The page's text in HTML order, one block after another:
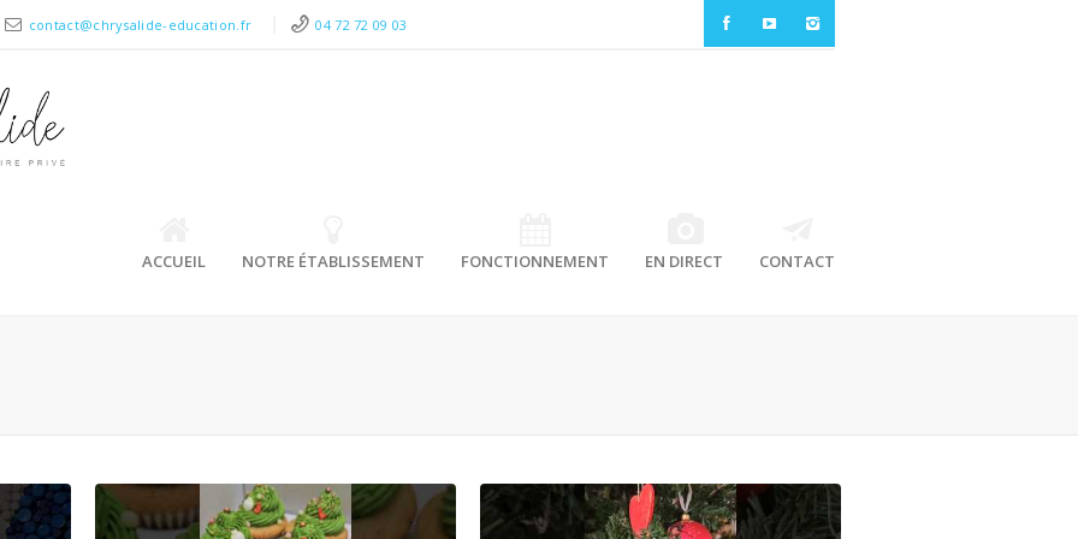
contact@chrysalide-education.fr 04 72 72 09 03
ACCUEIL NOTRE ÉTABLISSEMENT FONCTIONNEMENT EN DIRECT CONTACT